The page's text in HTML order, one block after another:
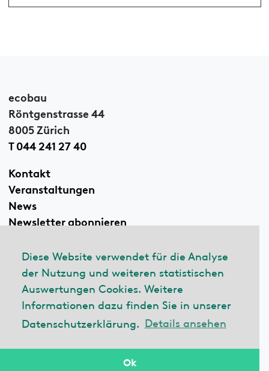
Diese Website verwendet für die Analyse
der Nutzung und weiteren statistischen
Auswertungen Cookies. Weitere
Informationen dazu finden Sie in unserer
Datenschutzerklärung. Details ansehen
Ok
ecobau
Röntgenstrasse 44
8005 Zürich
T 044 241 27 40
Kontakt
Veranstaltungen
News
Newsletter abonnieren
Linkedin
© 2026 ecobau